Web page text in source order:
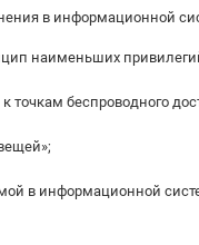
в информационной
наименьших
беспроводного
в информационной